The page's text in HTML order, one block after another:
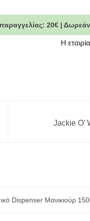
20€ |
Η
Jackie O’
Dispenser Μανικιούρ